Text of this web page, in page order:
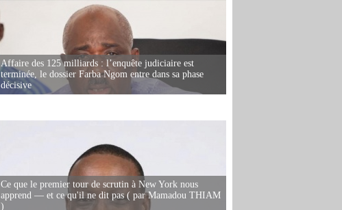
Affaire des 125 milliards : l’enquête judiciaire est
terminée, le dossier Farba Ngom entre dans sa phase
décisive
Ce que le premier tour de scrutin à New York nous
apprend — et ce qu'il ne dit pas ( par Mamadou THIAM
)